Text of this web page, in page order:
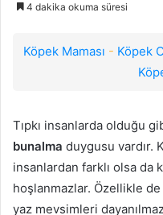
4 dakika okuma süresi
Köpek Maması - Köpek
Tıpkı insanlarda olduğu
bunalma duygusu vardır.
insanlardan farklı olsa da
hoşlanmazlar. Özellikle
yaz mevsimleri